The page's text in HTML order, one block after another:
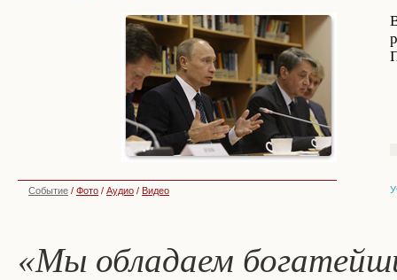
Событие / Фото / Аудио / Видео
«Мы обладаем